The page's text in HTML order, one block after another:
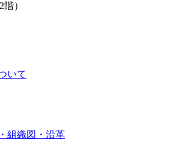
）
いて
組織図・沿革